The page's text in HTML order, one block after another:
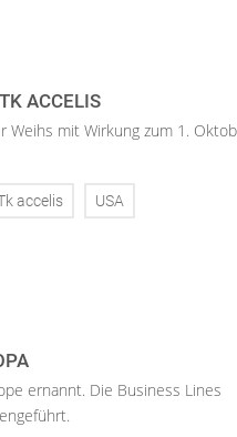
ACCELIS
Weihs mit Wirkung zum 1.
accelis USA
ernannt. Die Business Lines